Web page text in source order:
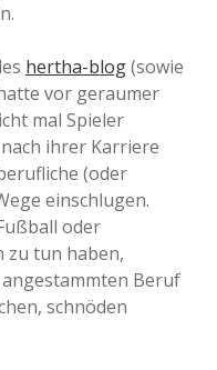
hertha-blog(sowie
vor geraumer
mal Spieler
ihrer Karriere
(oder
einschlugen.
oder
zu tun haben,
Beruf
schnöden